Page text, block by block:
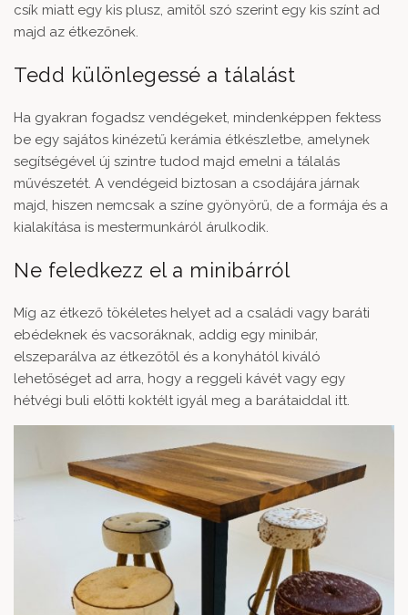
csík miatt egy kis plusz, amitől szó szerint egy kis színt ad
majd az étkezőnek.
Tedd különlegessé a tálalást
Ha gyakran fogadsz vendégeket, mindenképpen fektess
be egy sajátos kinézetű kerámia étkészletbe, amelynek
segítségével új szintre tudod majd emelni a tálalás
művészetét. A vendégeid biztosan a csodájára járnak
majd, hiszen nemcsak a színe gyönyörű, de a formája és a
kialakítása is mestermunkáról árulkodik.
Ne feledkezz el a minibárról
Míg az étkező tökéletes helyet ad a családi vagy baráti
ebédeknek és vacsoráknak, addig egy minibár,
elszeparálva az étkezőtől és a konyhától kiváló
lehetőséget ad arra, hogy a reggeli kávét vagy egy
hétvégi buli előtti koktélt igyál meg a barátaiddal itt.